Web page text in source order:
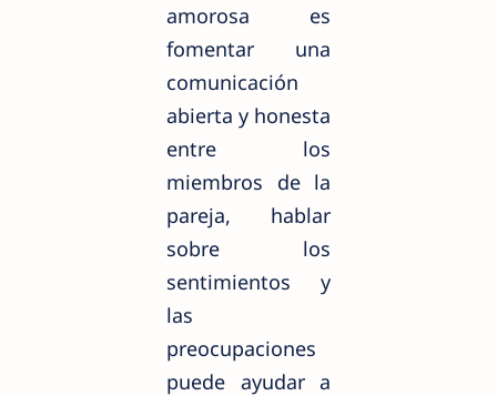
amorosa es
fomentar una
comunicación
abierta y honesta
entre los
miembros de la
pareja, hablar
sobre los
sentimientos y
las
preocupaciones
puede ayudar a